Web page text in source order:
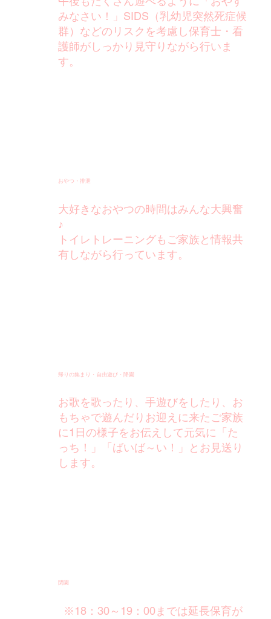
みなさい！」SIDS（乳幼児突然死症候
群）などのリスクを考慮し保育士・看
護師がしっかり見守りながら行いま
す。
おやつ・排泄
大好きなおやつの時間はみんな大興奮
♪
​トイレトレーニングもご家族と情報共
有しながら行っています。
帰りの集まり・自由遊び・​降園
お歌を歌ったり、手遊びをしたり、お
もちゃで遊んだりお迎えに来たご家族
に1日の様子をお伝えして元気に「た
っち！」「ばいば～い！」とお見送り
します。
閉園
※18：30～19：00までは延長保育が